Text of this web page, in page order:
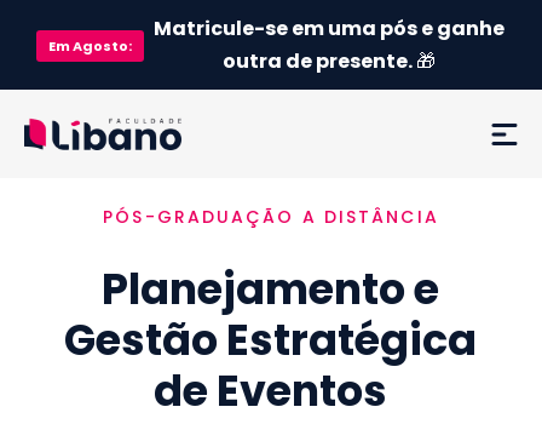
EmAgosto:
Matricule-se em uma pós e ganhe
outra de presente.🎁
Ementa
Como funciona
Credenciamento MEC
PÓS-GRADUAÇÃO A DISTÂNCIA
Planejamento e
Gestão Estratégica
de Eventos